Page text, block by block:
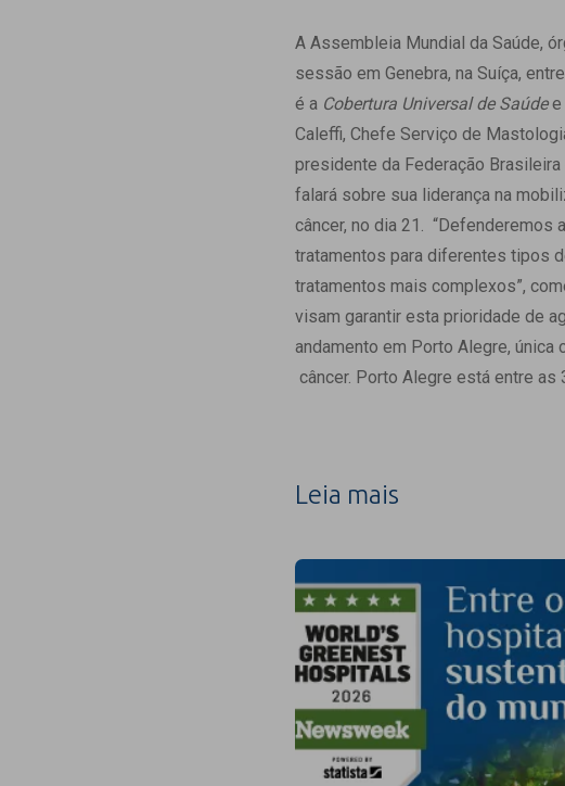
Estrutura de Gestão
Exames - Portal Médico
Farmácia
Fisioterapia
A Assembleia Mundial da Saúde,
sessão em Genebra, na Suíça,
é a Cobertura Universal de Saúdee
Caleffi, Chefe Serviço de
presidente da Federação
falará sobre sua liderança na
câncer, no dia 21. “Defenderemos
tratamentos para diferentes tipos
tratamentos mais complexos”,
visam garantir esta prioridade de
andamento em Porto Alegre,
câncer. Porto Alegre está entre
Leia mais